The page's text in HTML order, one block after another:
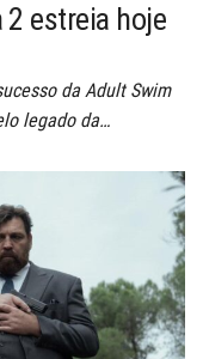
2 estreia hoje
da Adult Swim
legado da…